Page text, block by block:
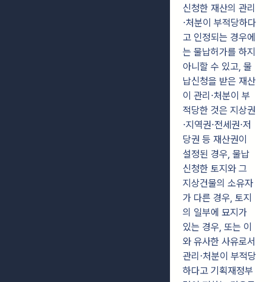
신청한 재산의 관리
⋅처분이 부적당하다
고 인정되는 경우에
는 물납허가를 하지
아니할 수 있고, 물
납신청을 받은 재산
이 관리⋅처분이 부
적당한 것은 지상권
⋅지역권⋅전세권⋅저
당권 등 재산권이
설정된 경우, 물납
신청한 토지와 그
지상건물의 소유자
가 다른 경우, 토지
의 일부에 묘지가
있는 경우, 또는 이
와 유사한 사유로서
관리⋅처분이 부적당
하다고 기획재정부